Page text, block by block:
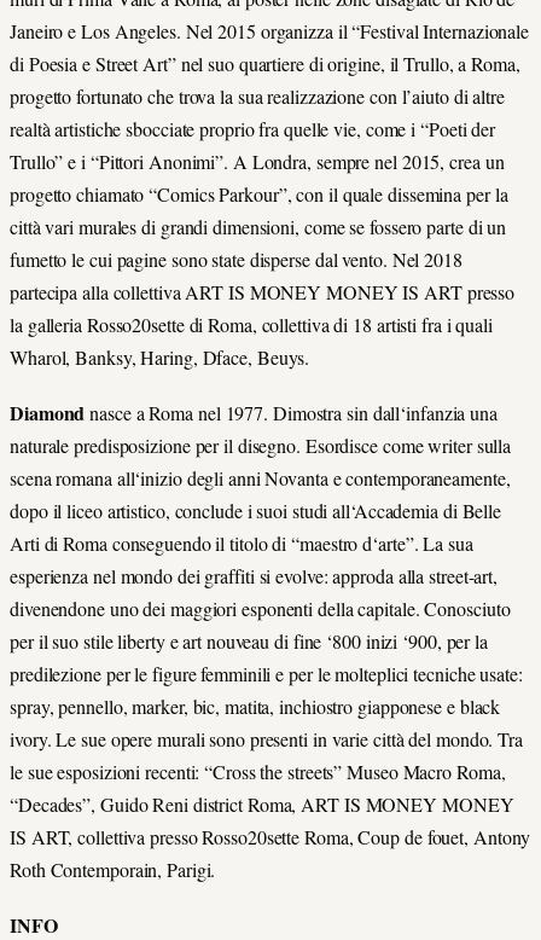
Janeiro e Los Angeles. Nel 2015 organizza il “Festival Internazionale
di Poesia e Street Art” nel suo quartiere di origine, il Trullo, a Roma,
progetto fortunato che trova la sua realizzazione con l’aiuto di altre
realtà artistiche sbocciate proprio fra quelle vie, come i “Poeti der
Trullo” e i “Pittori Anonimi”. A Londra, sempre nel 2015, crea un
progetto chiamato “Comics Parkour”, con il quale dissemina per la
città vari murales di grandi dimensioni, come se fossero parte di un
fumetto le cui pagine sono state disperse dal vento. Nel 2018
partecipa alla collettiva ART IS MONEY MONEY IS ART presso
la galleria Rosso20sette di Roma, collettiva di 18 artisti fra i quali
Wharol, Banksy, Haring, Dface, Beuys.
Diamondnasce a Roma nel 1977. Dimostra sin dall‘infanzia una
naturale predisposizione per il disegno. Esordisce come writer sulla
scena romana all‘inizio degli anni Novanta e contemporaneamente,
dopo il liceo artistico, conclude i suoi studi all‘Accademia di Belle
Arti di Roma conseguendo il titolo di “maestro d‘arte”. La sua
esperienza nel mondo dei graffiti si evolve: approda alla street-art,
divenendone uno dei maggiori esponenti della capitale. Conosciuto
per il suo stile liberty e art nouveau di fine ‘800 inizi ‘900, per la
predilezione per le figure femminili e per le molteplici tecniche usate:
spray, pennello, marker, bic, matita, inchiostro giapponese e black
ivory. Le sue opere murali sono presenti in varie città del mondo. Tra
le sue esposizioni recenti: “Cross the streets” Museo Macro Roma,
“Decades”, Guido Reni district Roma, ART IS MONEY MONEY
IS ART, collettiva presso Rosso20sette Roma, Coup de fouet, Antony
Roth Contemporain, Parigi.
INFO